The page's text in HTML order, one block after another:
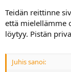
Teidän reittinne
että mielellämme
löytyy. Pistän
Juhis sanoi: